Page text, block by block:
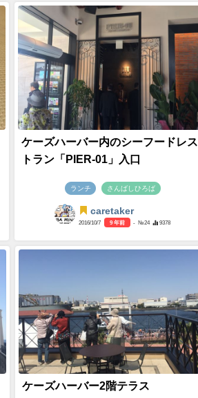
ケーズハーバー内のシーフードレス
トラン「PIER-01」入口
ランチ さんばしひろば
caretaker
2016/10/7 9 年前 - №24 9378
ケーズハーバー2階テラス